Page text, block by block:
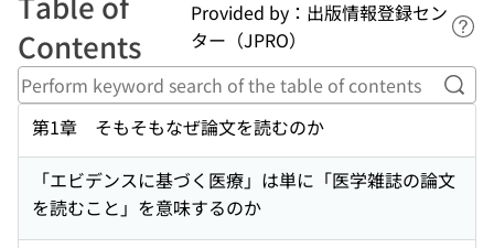
Contents
Provided by：出版情報登録セン
ター（JPRO）
第1章 そもそもなぜ論文を読むのか
「エビデンスに基づく医療」は単に「医学雑誌の論文
を読むこと」を意味するのか